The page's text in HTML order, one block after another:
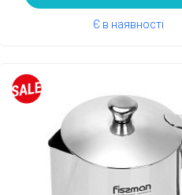
Є в наявності